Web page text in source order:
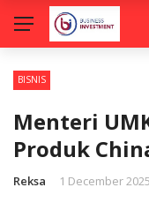
BISNIS
Menteri
Produk
Reksa 1 December 2025